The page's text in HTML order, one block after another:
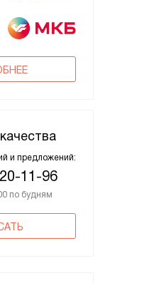
и предложений:
11-96
по будням